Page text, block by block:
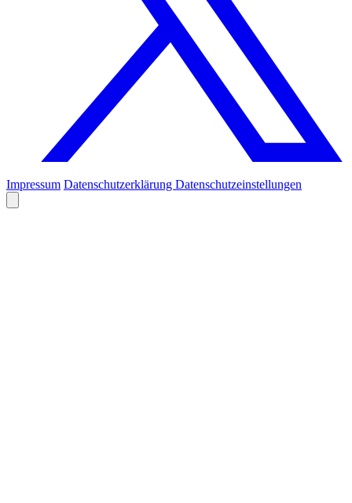
Impressum Datenschutzerklärung Datenschutzeinstellungen